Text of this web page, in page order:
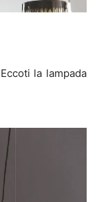
la lampada